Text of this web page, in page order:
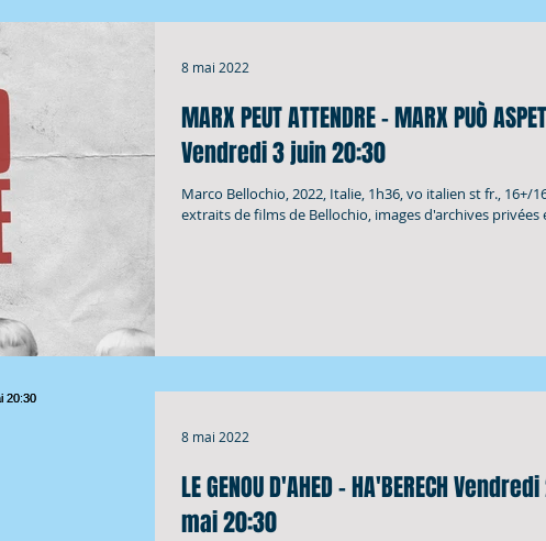
MARX PEUT ATTENDRE - MARX PUÒ
Vendredi 3 juin 20:30
Marco Bellochio, 2022, Italie, 1h36, vo italien st fr., 16+/
extraits de films de Bellochio, images d'archives privées
8 mai 2022
LE GENOU D'AHED - HA'BERECH Vendredi 27
mai 20:30
8 mai 2022